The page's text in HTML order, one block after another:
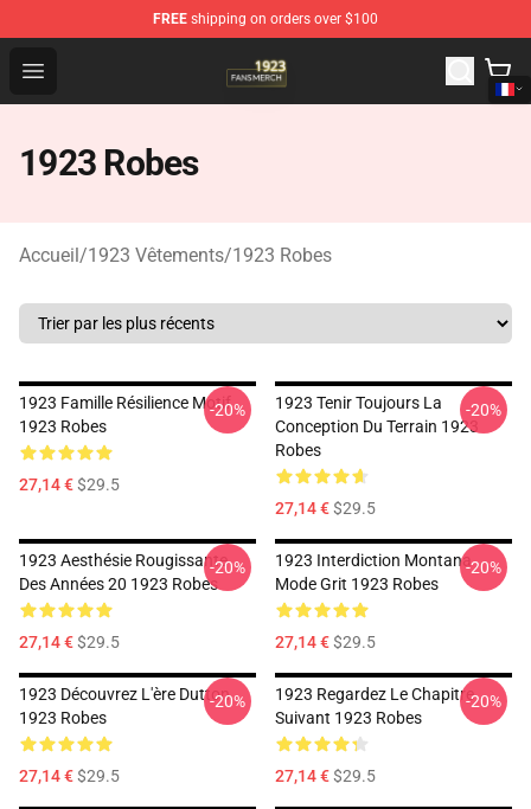
FREE shipping on orders over $100
Open menu
1923 Shop - Official 1923 Merchandise Store
1923 Robes
Accueil/1923 Vêtements/1923 Robes
1923 Famille Résilience Motif
1923 Robes
27,14 €$29.5
-20%
1923 Tenir Toujours La
Conception Du Terrain 1923
Robes
27,14 €$29.5
-20%
1923 Aesthésie Rougissante
Des Années 20 1923 Robes
27,14 €$29.5
-20%
1923 Interdiction Montana
Mode Grit 1923 Robes
27,14 €$29.5
-20%
1923 Découvrez L'ère Dutton
1923 Robes
27,14 €$29.5
-20%
1923 Regardez Le Chapitre
Suivant 1923 Robes
27,14 €$29.5
-20%